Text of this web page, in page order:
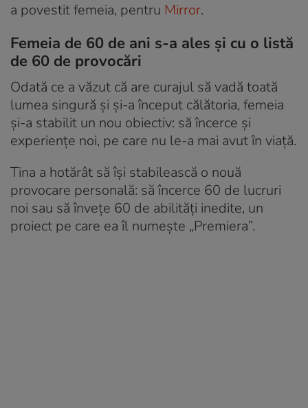
a povestit femeia, pentru Mirror.
Femeia de 60 de ani s-a ales și cu o listă
de 60 de provocări
Odată ce a văzut că are curajul să vadă toată
lumea singură și și-a început călătoria, femeia
și-a stabilit un nou obiectiv: să încerce și
experiențe noi, pe care nu le-a mai avut în viață.
Tina a hotărât să își stabilească o nouă
provocare personală: să încerce 60 de lucruri
noi sau să învețe 60 de abilități inedite, un
proiect pe care ea îl numește „Premiera”.